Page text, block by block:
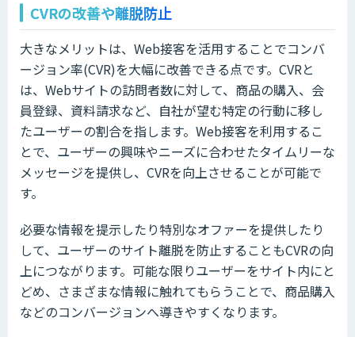
CVRの改善や離脱防止
大きなメリットは、Web接客を活用することでコンバ
ージョン率(CVR)を大幅に改善できる点です。CVRと
は、Webサイトの訪問者数に対して、商品の購入、会
員登録、資料請求など、自社が望む特定の行動に移し
たユーザーの割合を指します。Web接客を利用するこ
とで、ユーザーの興味やニーズに合わせたタイムリーな
メッセージを提供し、CVRを向上させることが可能で
す。
必要な情報を提示したり特別なオファーを提供したり
して、ユーザーのサイト離脱を防止することもCVRの向
上につながります。可能な限りユーザーをサイト内にと
どめ、さまざまな情報に触れてもらうことで、商品購入
などのコンバージョンへ導きやすくなります。